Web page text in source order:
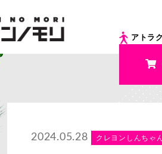
アトラ
2024.05.28 クレヨンしんちゃ